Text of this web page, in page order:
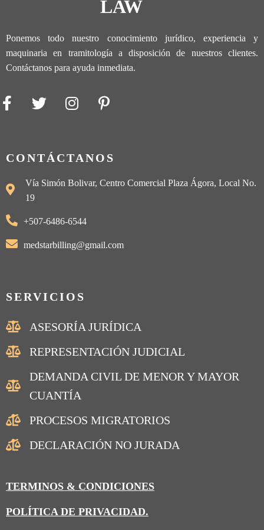
LAW
Ponemos todo nuestro conocimiento jurídico, experiencia y
maquinaria en tramitología a disposición de nuestros clientes.
Contáctanos para ayuda inmediata.
CONTÁCTANOS
Vía Simón Bolivar, Centro Comercial Plaza Ágora, Local No.
19
+507-6486-6544
medstarbilling@gmail.com
SERVICIOS
ASESORÍA JURÍDICA
REPRESENTACIÓN JUDICIAL
DEMANDA CIVIL DE MENOR Y MAYOR
CUANTÍA
PROCESOS MIGRATORIOS
DECLARACIÓN NO JURADA
TERMINOS & CONDICIONES
POLÍTICA DE PRIVACIDAD.